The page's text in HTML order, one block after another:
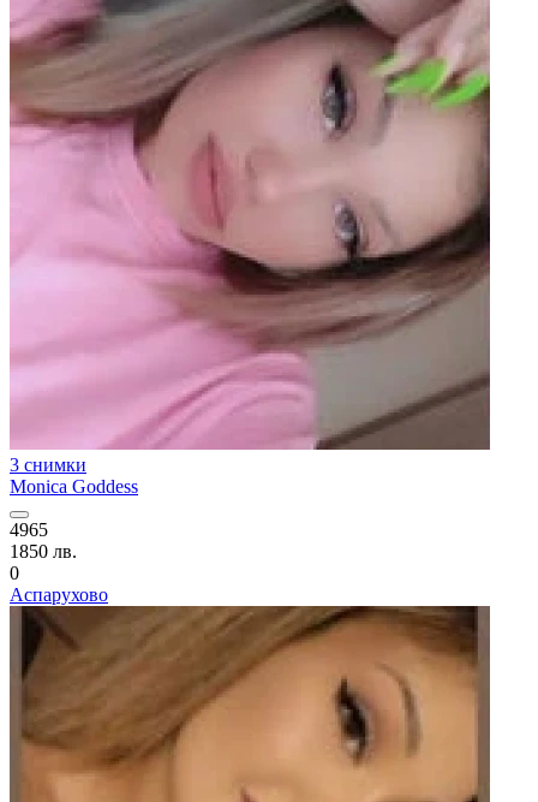
3 снимки
Monica Goddess
4965
1850 лв.
0
Аспарухово